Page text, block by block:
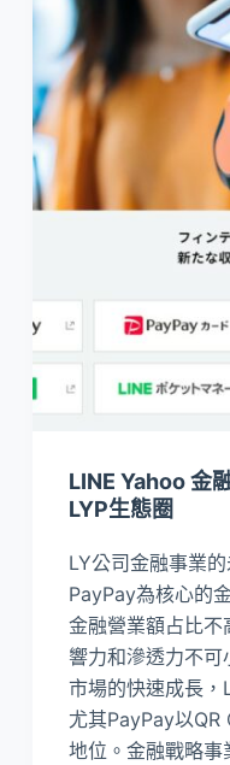
LINE Yahoo 金
LYP生態圈
LY公司金融事業
PayPay為核心的
金融營業額占比
響力和滲透力不
市場的快速成長，
尤其PayPay以
地位。金融戰略